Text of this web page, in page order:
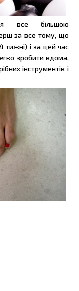
все більшою
за все тому, що
тижні) і за цей час
зробити вдома,
інструментів і